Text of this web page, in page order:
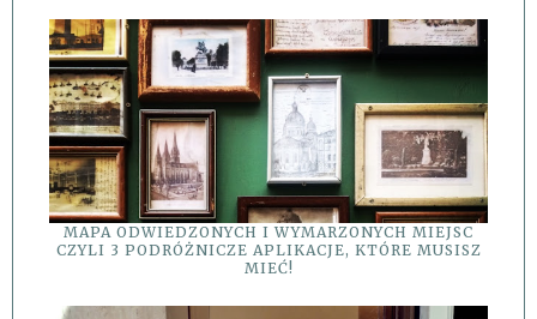
MAPA ODWIEDZONYCH I WYMARZONYCH MIEJSC
CZYLI 3 PODRÓŻNICZE APLIKACJE, KTÓRE MUSISZ
MIEĆ!